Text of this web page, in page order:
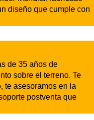
diseño que cumple con
de 35 años de
sobre el terreno. Te
te asesoramos en la
postventa que